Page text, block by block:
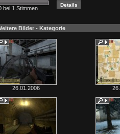
bei 1 Stimmen
Bilder - Kategorie
26.01.2006